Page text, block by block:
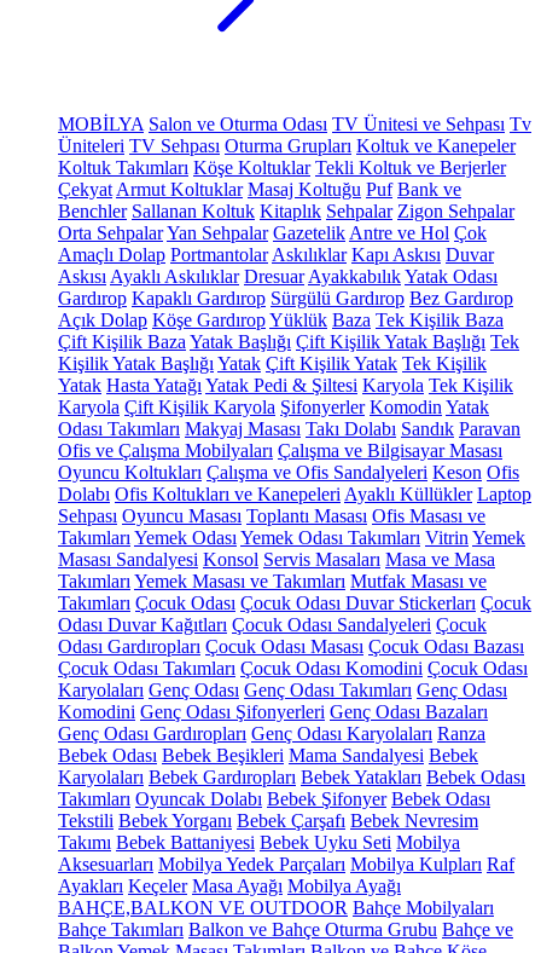
MOBİLYA Salon ve Oturma Odası TV Ünitesi ve Sehpası Tv
Üniteleri TV Sehpası Oturma Grupları Koltuk ve Kanepeler
Koltuk Takımları Köşe Koltuklar Tekli Koltuk ve Berjerler
Çekyat Armut Koltuklar Masaj Koltuğu Puf Bank ve
Benchler Sallanan Koltuk Kitaplık Sehpalar Zigon Sehpalar
Orta SehpalarYan Sehpalar Gazetelik Antre ve Hol Çok
Amaçlı Dolap Portmantolar Askılıklar Kapı Askısı Duvar
Askısı Ayaklı Askılıklar Dresuar AyakkabılıkYatak Odası
Gardırop Kapaklı Gardırop Sürgülü Gardırop Bez Gardırop
Açık Dolap Köşe GardıropYüklük Baza Tek Kişilik Baza
Çift Kişilik Baza Yatak Başlığı Çift Kişilik Yatak Başlığı Tek
Kişilik Yatak Başlığı Yatak Çift Kişilik Yatak Tek Kişilik
Yatak Hasta Yatağı Yatak Pedi & Şiltesi Karyola Tek Kişilik
Karyola Çift Kişilik Karyola Şifonyerler Komodin Yatak
Odası Takımları Makyaj Masası Takı Dolabı Sandık Paravan
Ofis ve Çalışma Mobilyaları Çalışma ve Bilgisayar Masası
Oyuncu Koltukları Çalışma ve Ofis Sandalyeleri Keson Ofis
Dolabı Ofis Koltukları ve Kanepeleri Ayaklı Küllükler Laptop
Sehpası Oyuncu Masası Toplantı Masası Ofis Masası ve
Takımları Yemek Odası Yemek Odası Takımları Vitrin Yemek
Masası Sandalyesi Konsol Servis Masaları Masa ve Masa
Takımları Yemek Masası ve Takımları Mutfak Masası ve
Takımları Çocuk Odası Çocuk Odası Duvar Stickerları Çocuk
Odası Duvar Kağıtları Çocuk Odası Sandalyeleri Çocuk
Odası Gardıropları Çocuk Odası Masası Çocuk Odası Bazası
Çocuk Odası Takımları Çocuk Odası Komodini Çocuk Odası
Karyolaları Genç Odası Genç Odası Takımları Genç Odası
Komodini Genç Odası Şifonyerleri Genç Odası Bazaları
Genç Odası Gardıropları Genç Odası Karyolaları Ranza
Bebek Odası Bebek Beşikleri Mama Sandalyesi Bebek
Karyolaları Bebek Gardıropları Bebek Yatakları Bebek Odası
Takımları Oyuncak Dolabı Bebek Şifonyer Bebek Odası
Tekstili Bebek Yorganı Bebek Çarşafı Bebek Nevresim
Takımı Bebek Battaniyesi Bebek Uyku Seti Mobilya
Aksesuarları Mobilya Yedek Parçaları Mobilya Kulpları Raf
Ayakları Keçeler Masa Ayağı Mobilya Ayağı
BAHÇE,BALKON VE OUTDOOR Bahçe Mobilyaları
Bahçe Takımları Balkon ve Bahçe Oturma Grubu Bahçe ve